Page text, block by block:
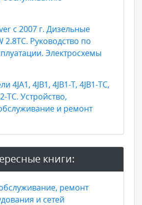
с 2007 г. Дизельные
2.8TC. Руководство по
Электросхемы
4JA1, 4JB1, 4JB1-T, 4JB1-TC,
TC. Устройство,
и ремонт
книги:
ремонт
и сетей